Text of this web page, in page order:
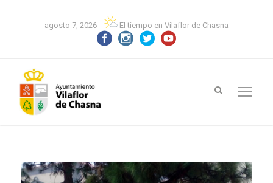
agosto 7, 2026 El tiempo en Vilaflor de Chasna